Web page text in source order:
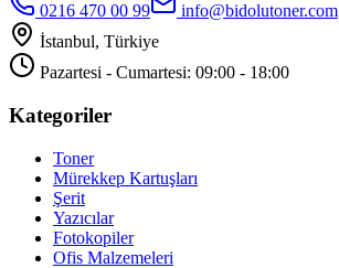
0216 470 00 99
info@bidolutoner.com
İstanbul, Türkiye
Pazartesi - Cumartesi: 09:00 - 18:00
Kategoriler
Toner
Mürekkep Kartuşları
Şerit
Yazıcılar
Fotokopiler
Ofis Malzemeleri